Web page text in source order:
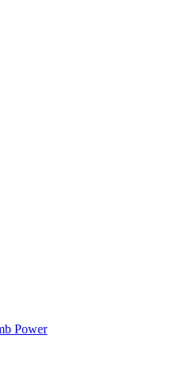
Power